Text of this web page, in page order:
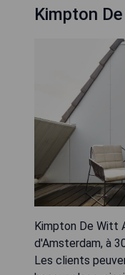
Kimpton
Kimpton De Witt
d'Amsterdam, à
Les clients